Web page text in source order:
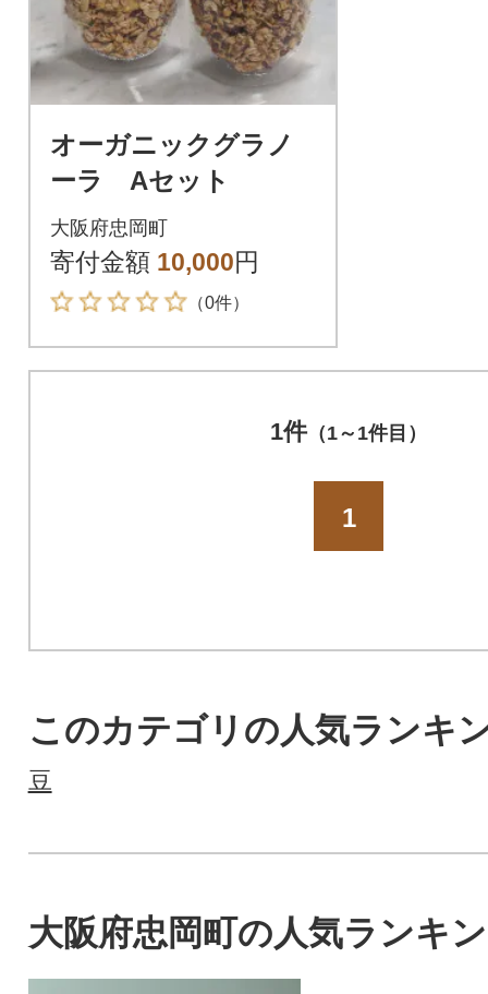
オーガニックグラノ
ーラ Aセット
大阪府忠岡町
寄付金額 10,000円
（0件）
1件（1～1件目）
1
このカテゴリの人気ランキ
豆
大阪府忠岡町の人気ランキ